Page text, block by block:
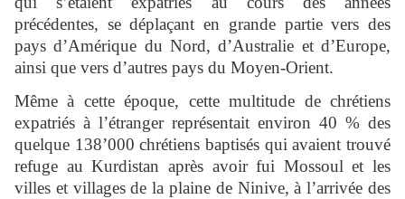
précédentes, se déplaçant en grande partie vers des
pays d’Amérique du Nord, d’Australie et d’Europe,
ainsi que vers d’autres pays du Moyen-Orient.
Même à cette époque, cette multitude de chrétiens
expatriés à l’étranger représentait environ 40 % des
quelque 138’000 chrétiens baptisés qui avaient trouvé
refuge au Kurdistan après avoir fui Mossoul et les
villes et villages de la plaine de Ninive, à l’arrivée des